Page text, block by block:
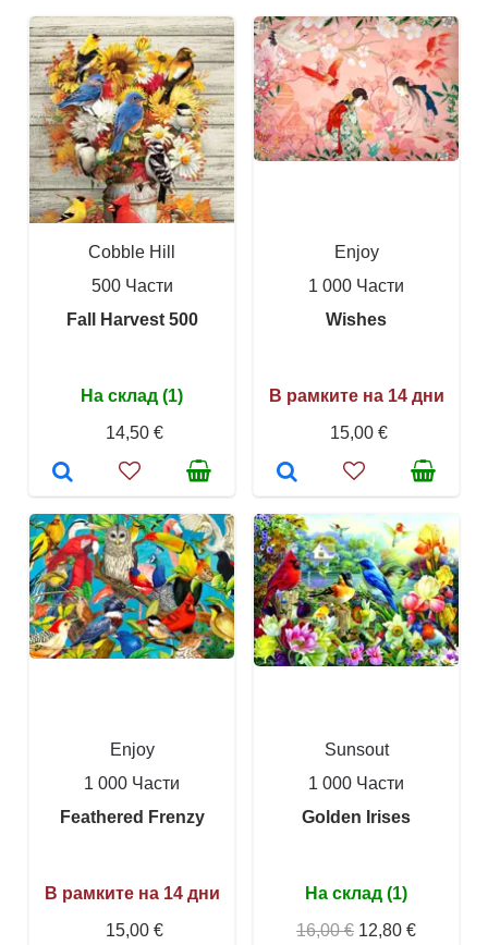
Cobble Hill
500 Части
Fall Harvest 500
На склад (1)
14,50 €
Enjoy
1 000 Части
Wishes
В рамките на 14 дни
15,00 €
Enjoy
1 000 Части
Feathered Frenzy
В рамките на 14 дни
15,00 €
Sunsout
1 000 Части
Golden Irises
На склад (1)
16,00 € 12,80 €